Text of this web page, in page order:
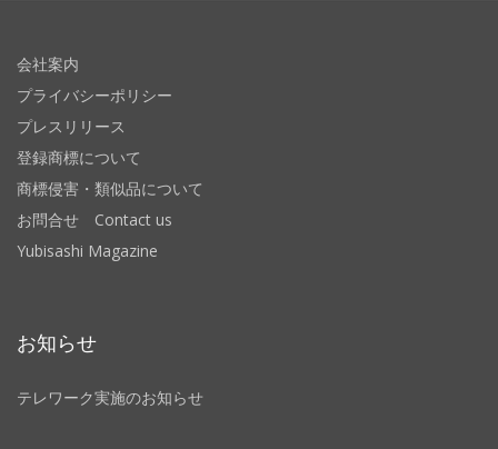
会社案内
プライバシーポリシー
プレスリリース
登録商標について
商標侵害・類似品について
お問合せ Contact us
Yubisashi Magazine
お知らせ
テレワーク実施のお知らせ